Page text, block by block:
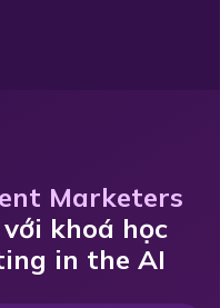
Marketers
với khoá học
in the AI